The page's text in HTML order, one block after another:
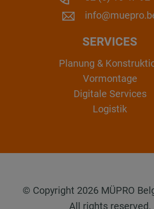
SERVICES
Planung &
Vormontage
Digitale Services
Logistik
© Copyright 2026 MÜPRO
All rights reserved.